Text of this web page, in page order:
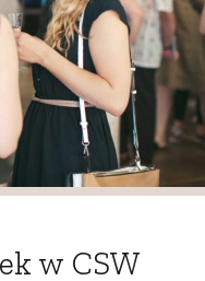
w CSW